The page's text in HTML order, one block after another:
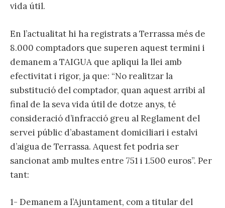
vida útil.
En l’actualitat hi ha registrats a Terrassa més de
8.000 comptadors que superen aquest termini i
demanem a TAIGUA que apliqui la llei amb
efectivitat i rigor, ja que: “No realitzar la
substitució del comptador, quan aquest arribi al
final de la seva vida útil de dotze anys, té
consideració d’infracció greu al Reglament del
servei públic d’abastament domiciliari i estalvi
d’aigua de Terrassa. Aquest fet podria ser
sancionat amb multes entre 751 i 1.500 euros”. Per
tant:
1- Demanem a l’Ajuntament, com a titular del